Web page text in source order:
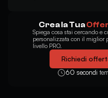
Crea la Tua
Spiega cosa stai cercando e
personalizzata con il miglior
livello PRO.
Richiedi
60 secondi